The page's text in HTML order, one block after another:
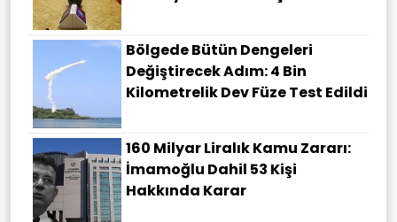
Bölgede Bütün Dengeleri
Değiştirecek Adım: 4 Bin
Kilometrelik Dev Füze Test Edildi
160 Milyar Liralık Kamu Zararı:
İmamoğlu Dahil 53 Kişi
Hakkında Karar